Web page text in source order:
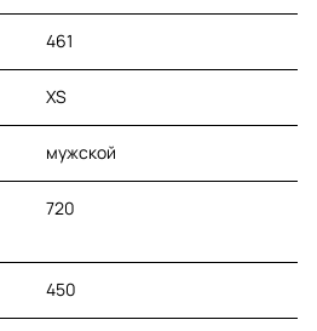
461
XS
мужской
720
450